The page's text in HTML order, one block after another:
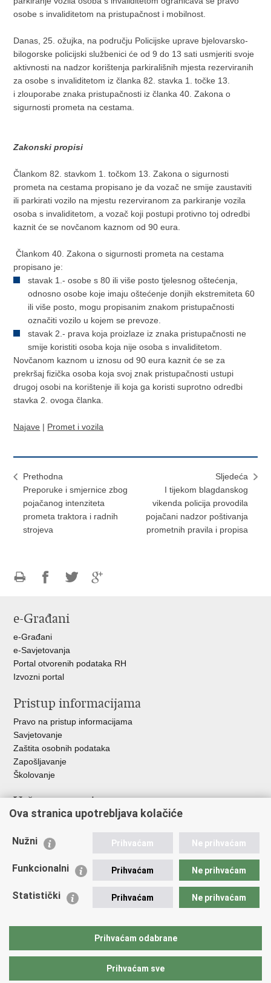
osobe s invaliditetom na pristupačnost i mobilnost.
Danas, 25. ožujka, na području Policijske uprave bjelovarsko-
bilogorske policijski službenici će od 9 do 13 sati usmjeriti svoje
aktivnosti na nadzor korištenja parkirališnih mjesta rezerviranih
za osobe s invaliditetom iz članka 82. stavka 1. točke 13.
i zlouporabe znaka pristupačnosti iz članka 40. Zakona o
sigurnosti prometa na cestama.
Zakonski propisi
Člankom 82. stavkom 1. točkom 13. Zakona o sigurnosti
prometa na cestama propisano je da vozač ne smije zaustaviti
ili parkirati vozilo na mjestu rezerviranom za parkiranje vozila
osoba s invaliditetom, a vozač koji postupi protivno toj odredbi
kaznit će se novčanom kaznom od 90 eura.
Člankom 40. Zakona o sigurnosti prometa na cestama
propisano je:
stavak 1.- osobe s 80 ili više posto tjelesnog oštećenja,
odnosno osobe koje imaju oštećenje donjih ekstremiteta 60
ili više posto, mogu propisanim znakom pristupačnosti
označiti vozilo u kojem se prevoze.
stavak 2.- prava koja proizlaze iz znaka pristupačnosti ne
smije koristiti osoba koja nije osoba s invaliditetom.
Novčanom kaznom u iznosu od 90 eura kaznit će se za
prekršaj fizička osoba koja svoj znak pristupačnosti ustupi
drugoj osobi na korištenje ili koja ga koristi suprotno odredbi
stavka 2. ovoga članka.
Najave | Promet i vozila
Prethodna
Preporuke i smjernice zbog
pojačanog intenziteta
prometa traktora i radnih
strojeva
Sljedeća
I tijekom blagdanskog
vikenda policija provodila
pojačani nadzor poštivanja
prometnih pravila i propisa
FacebookuTwitteru
e-Građani
e-Građani
e-Savjetovanja
Portal otvorenih podataka RH
Izvozni portal
Pristup informacijama
Pravo na pristup informacijama
Savjetovanje
Zaštita osobnih podataka
Zapošljavanje
Školovanje
Važne poveznice
Ministarstvo unutarnjih poslova
Udruge
Policijska akademija
Zaklada policijske solidarnosti
Vučetić"
Ova stranica upotrebljava kolačiće
Nužni Prihvaćam Ne prihvaćam
Funkcionalni Prihvaćam Ne prihvaćam
Statistički Prihvaćam Ne prihvaćam
Prihvaćam odabrane
Prihvaćam sve